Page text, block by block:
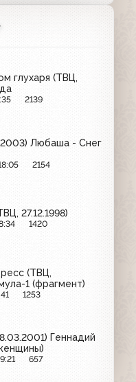
глухаря (ТВЦ,
2139
Любаша - Снег
2154
27.12.1998)
1420
(ТВЦ,
1 (фрагмент)
1253
Геннадий
657